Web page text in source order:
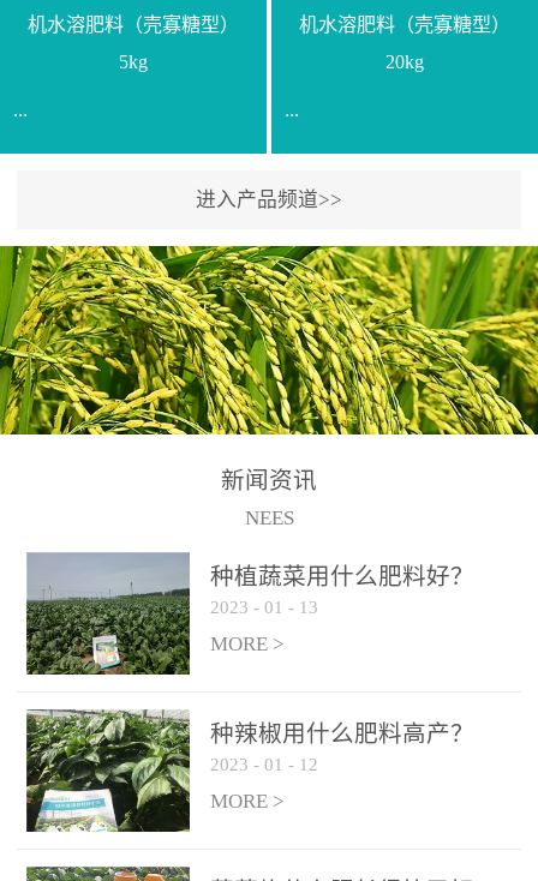
高药效，间隔2-3周，可连
释均匀喷施苗床;移栽前一
天，用同样方法再喷施一
次。移栽前使用，储存在
苗株体内，移栽后，逐步
释放并快速补充营养。3、
作为补氮肥使用：30-100
倍喷施，在开花前期、幼
果期及采摘后各施一次，
间隔2-3周喷施一次。4、
作为叶面肥喷施使用：稀
周喷施一次。5、冲施及滴
灌：亩用量2-3公斤，冲施
进水75%后再进肥效果更
佳。
100kg可替代有机肥，配合
与复合肥、水溶肥或细土
混均后沟施、穴施、撒施
均可。3、沟施穴施:幼树
环状沟施，每棵用150-
200g，成年树放射状沟
施，每棵用0.5kg-1kg，可
拌肥施，也可拌土施。4、
拌苗床土：每平方米苗床
土用本品1kg-2kg与苗床土
混匀后播种。5、园林盆
土用本品30g-50g追肥或作
底肥。
机水溶肥料（壳寡糖型）
5kg
...
【通用名称】有机水溶肥
料【产品剂型】水剂【产
品规格】5kg、20kg【技术
指标】有机质≥200g/L、
N+K2O70g/L、PH:6.5-
8.5、水不溶物≤50g/L【执
行标准】NY/T3831-
(2019)准字15306号【使用
灌及无土栽培和营养液的
配方施肥。1、苗期冲施、
滴灌:3-5kg/亩/次(45-75kg/
公顷/次)。2、花前花后或
生长前期︰冲施、滴灌2.5-
5kg/亩/次配合大量元素水
溶肥一起使用，花芽、花
苞饱满，座果率高。3、幼
机水溶肥料（壳寡糖型）
20kg
...
【通用名称】有机水溶肥
料【产品剂型】水剂【产
品规格】5kg、20kg【技术
指标】有机质≥200g/L、
N+K2O70g/L、PH:6.5-
8.5、水不溶物≤50g/L【执
行标准】NY/T3831-
(2019)准字15306号【使用
方法】适合于基施、追
灌及无土栽培和营养液的
配方施肥。1、苗期冲施、
5kg/亩/次配合大量元素水
进入产品频道>>
新闻资讯
NEES
种植蔬菜用什么肥料好？
2023 - 01 - 13
MORE >
种辣椒用什么肥料高产？
2023 - 01 - 12
MORE >